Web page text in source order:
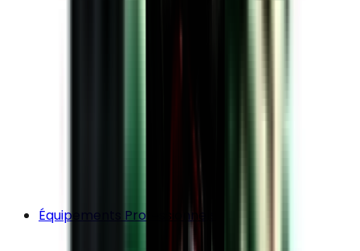
Équipements Professionnels